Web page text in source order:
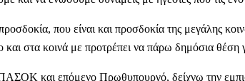
που είναι και προσδοκία της μεγάλης
και στα κοινά με προτρέπει να πάρω δημόσια
και επόμενο Πρωθυπουργό, δείχνω την